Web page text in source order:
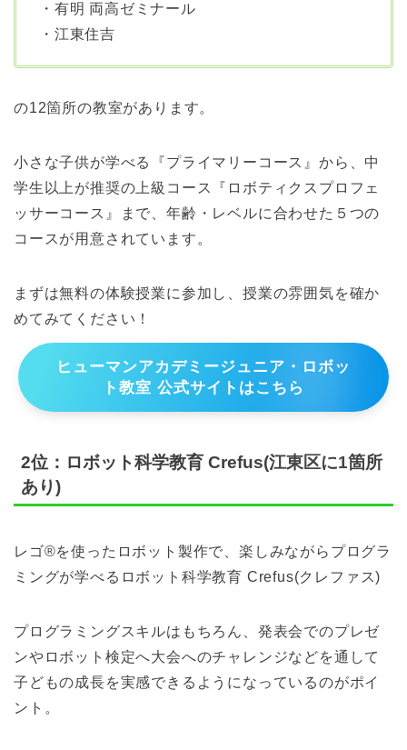
・有明 両高ゼミナール
・江東住吉
の12箇所の教室があります。
小さな子供が学べる『プライマリーコース』から、中
学生以上が推奨の上級コース『ロボティクスプロフェ
ッサーコース』まで、年齢・レベルに合わせた５つの
コースが用意されています。
まずは無料の体験授業に参加し、授業の雰囲気を確か
めてみてください！
ヒューマンアカデミージュニア・ロボッ
ト教室 公式サイトはこちら
2位：ロボット科学教育 Crefus(江東区に1箇所
あり)
レゴ®を使ったロボット製作で、楽しみながらプログラ
ミングが学べるロボット科学教育 Crefus(クレファス)
プログラミングスキルはもちろん、発表会でのプレゼ
ンやロボット検定へ大会へのチャレンジなどを通して
子どもの成長を実感できるようになっているのがポイ
ント。